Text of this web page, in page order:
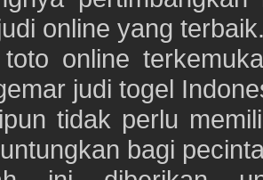
online yang
online
judi togel
tidak perlu
bagi